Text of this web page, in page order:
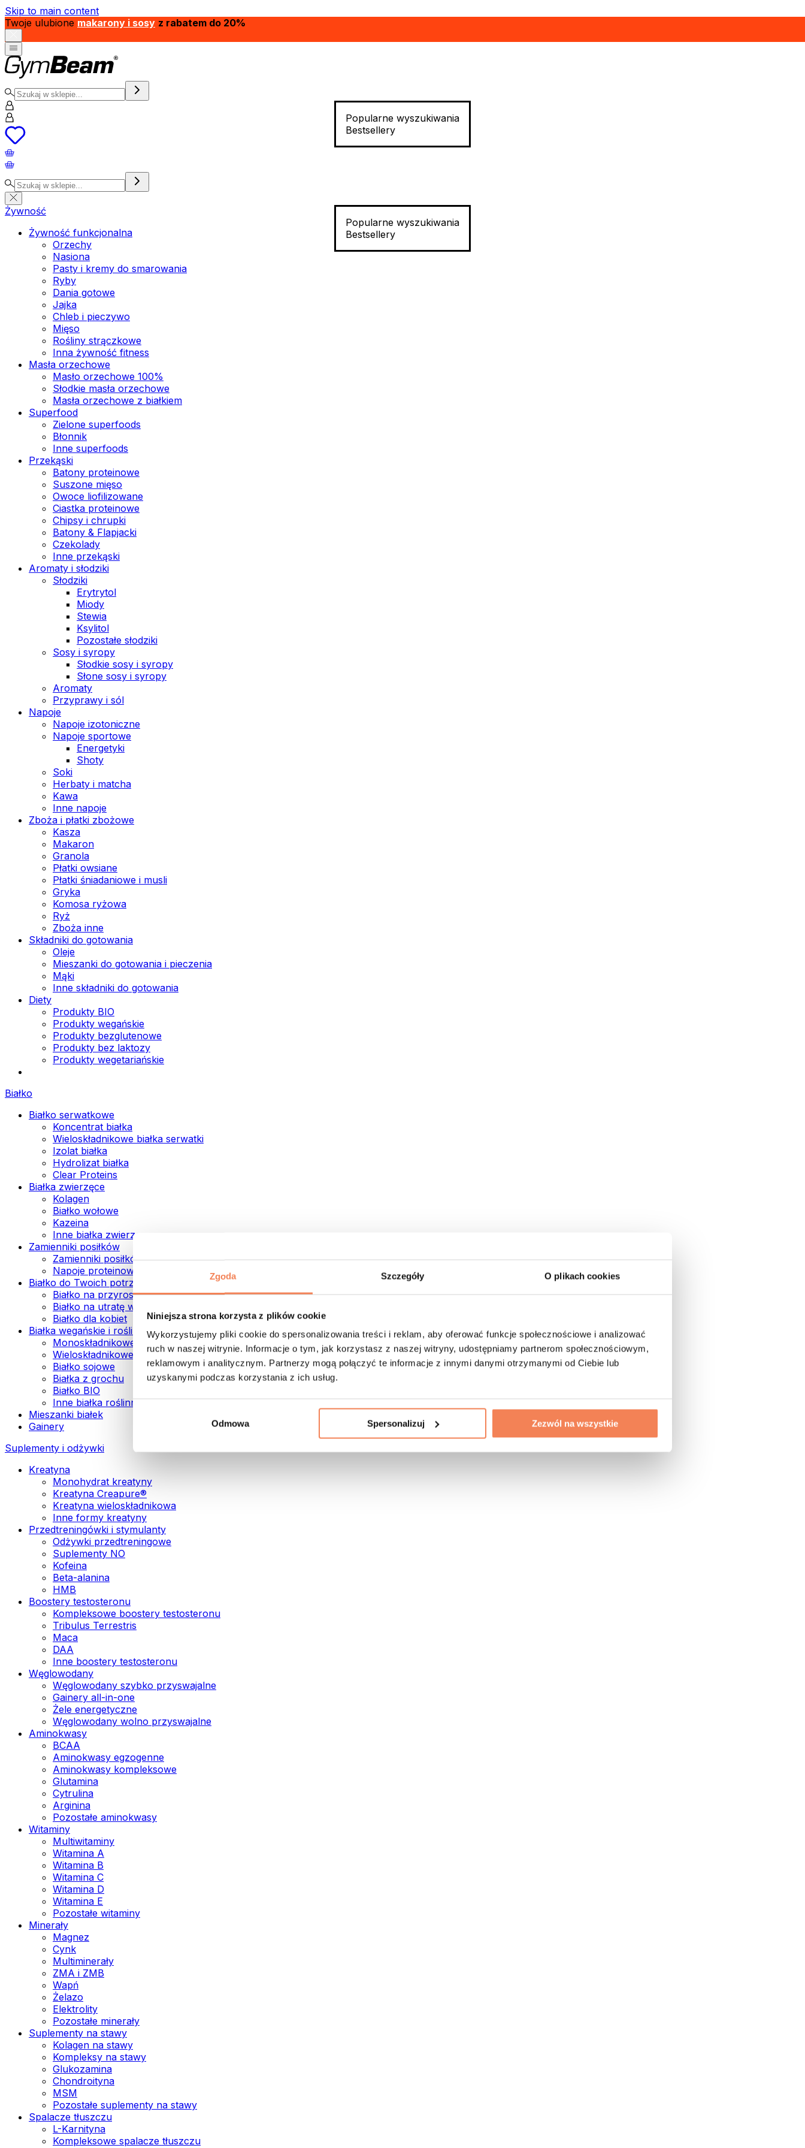
Zgoda Szczegóły O plikach cookies
Niniejsza strona korzysta z plików cookie
Wykorzystujemy pliki cookie do spersonalizowania treści i reklam, aby oferować funkcje społecznościowe i analizować
ruch w naszej witrynie. Informacje o tym, jak korzystasz z naszej witryny, udostępniamy partnerom społecznościowym,
reklamowym i analitycznym. Partnerzy mogą połączyć te informacje z innymi danymi otrzymanymi od Ciebie lub
uzyskanymi podczas korzystania z ich usług.
Odmowa Spersonalizuj Zezwól na wszystkie
Skip to main content
Twoje ulubione makarony i sosy z rabatem do 20%
Popularne wyszukiwania
Bestsellery
Popularne wyszukiwania
Bestsellery
Żywność
Żywność funkcjonalna
Orzechy
Nasiona
Pasty i kremy do smarowania
Ryby
Dania gotowe
Jajka
Chleb i pieczywo
Mięso
Rośliny strączkowe
Inna żywność fitness
Masła orzechowe
Masło orzechowe 100%
Słodkie masła orzechowe
Masła orzechowe z białkiem
Superfood
Zielone superfoods
Błonnik
Inne superfoods
Przekąski
Batony proteinowe
Suszone mięso
Owoce liofilizowane
Ciastka proteinowe
Chipsy i chrupki
Batony & Flapjacki
Czekolady
Inne przekąski
Aromaty i słodziki
Słodziki
Erytrytol
Miody
Stewia
Ksylitol
Pozostałe słodziki
Sosy i syropy
Słodkie sosy i syropy
Słone sosy i syropy
Aromaty
Przyprawy i sól
Napoje
Napoje izotoniczne
Napoje sportowe
Energetyki
Shoty
Soki
Herbaty i matcha
Kawa
Inne napoje
Zboża i płatki zbożowe
Kasza
Makaron
Granola
Płatki owsiane
Płatki śniadaniowe i musli
Gryka
Komosa ryżowa
Ryż
Zboża inne
Składniki do gotowania
Oleje
Mieszanki do gotowania i pieczenia
Mąki
Inne składniki do gotowania
Diety
Produkty BIO
Produkty wegańskie
Produkty bezglutenowe
Produkty bez laktozy
Produkty wegetariańskie
Białko
Białko serwatkowe
Koncentrat białka
Wieloskładnikowe białka serwatki
Izolat białka
Hydrolizat białka
Clear Proteins
Białka zwierzęce
Kolagen
Białko wołowe
Kazeina
Inne białka zwierzęce
Zamienniki posiłków
Zamienniki posiłków w proszku
Napoje proteinowe ready to drink
Białko do Twoich potrzeb
Białko na przyrost mięśni
Białko na utratę wagi
Białko dla kobiet
Białka wegańskie i roślinne
Monoskładnikowe białka wegańskie
Wieloskładnikowe białka wegańskie
Białko sojowe
Białka z grochu
Białko BIO
Inne białka roślinne
Mieszanki białek
Gainery
Suplementy i odżywki
Kreatyna
Monohydrat kreatyny
Kreatyna Creapure®
Kreatyna wieloskładnikowa
Inne formy kreatyny
Przedtreningówki i stymulanty
Odżywki przedtreningowe
Suplementy NO
Kofeina
Beta-alanina
HMB
Boostery testosteronu
Kompleksowe boostery testosteronu
Tribulus Terrestris
Maca
DAA
Inne boostery testosteronu
Węglowodany
Węglowodany szybko przyswajalne
Gainery all-in-one
Żele energetyczne
Węglowodany wolno przyswajalne
Aminokwasy
BCAA
Aminokwasy egzogenne
Aminokwasy kompleksowe
Glutamina
Cytrulina
Arginina
Pozostałe aminokwasy
Witaminy
Multiwitaminy
Witamina A
Witamina B
Witamina C
Witamina D
Witamina E
Pozostałe witaminy
Minerały
Magnez
Cynk
Multiminerały
ZMA i ZMB
Wapń
Żelazo
Elektrolity
Pozostałe minerały
Suplementy na stawy
Kolagen na stawy
Kompleksy na stawy
Glukozamina
Chondroityna
MSM
Pozostałe suplementy na stawy
Spalacze tłuszczu
L-Karnityna
Kompleksowe spalacze tłuszczu